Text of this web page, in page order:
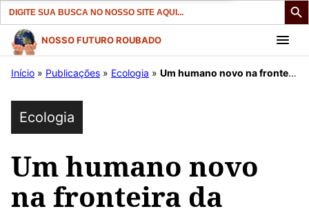
Search
for:
Pular
para
conteúdo
NOSSO FUTURO ROUBADO
Início » Publicações » Ecologia » Um humano novo na fronteira da guerra climática
Ecologia
Um humano novo
na fronteira da